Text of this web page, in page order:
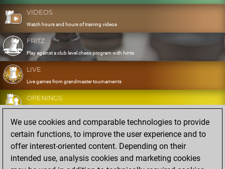
VIDEOS
Watch hours and hours of training videos
FRITZ
Play against a club level chess program with hints
LIVE
Live games from grandmaster tournaments
OPENINGS
Develop and exercise your openings
DATABASE
Eight million strong games
MYGAMES
Store and analyse your own games in the cloud
We use cookies and comparable technologies to provide
certain functions, to improve the user experience and to
offer interest-oriented content. Depending on their
intended use, analysis cookies and marketing cookies